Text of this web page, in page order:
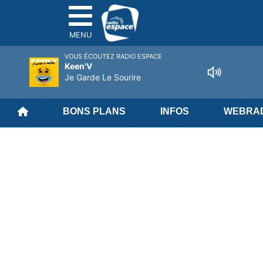
MENU
BONS PLANS INFOS
VOUS ÉCOUTEZ RADIO ESPACE
Keen'V
Je Garde Le Sourire